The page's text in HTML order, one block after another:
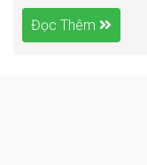
Đọc Thêm